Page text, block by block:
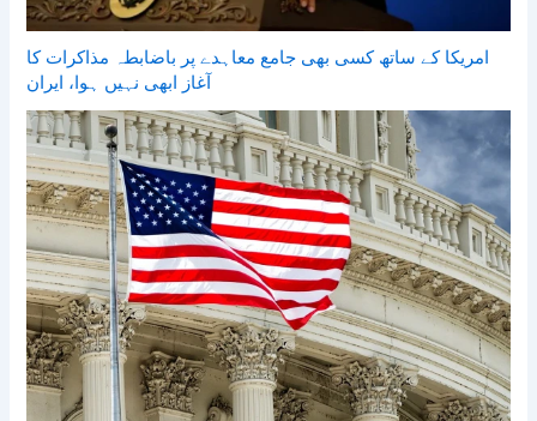
امریکا کے ساتھ کسی بھی جامع معاہدے پر باضابطہ مذاکرات کا
آغاز ابھی نہیں ہوا، ایران